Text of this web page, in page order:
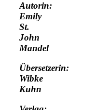
Autorin:
Emily
St.
John
Mandel
Übersetzerin:
Wibke
Kuhn